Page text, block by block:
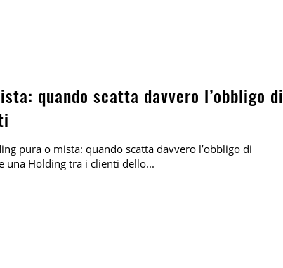
quando scatta davvero l’obbligo di
pura o mista: quando scatta davvero l’obbligo di
una Holding tra i clienti dello...